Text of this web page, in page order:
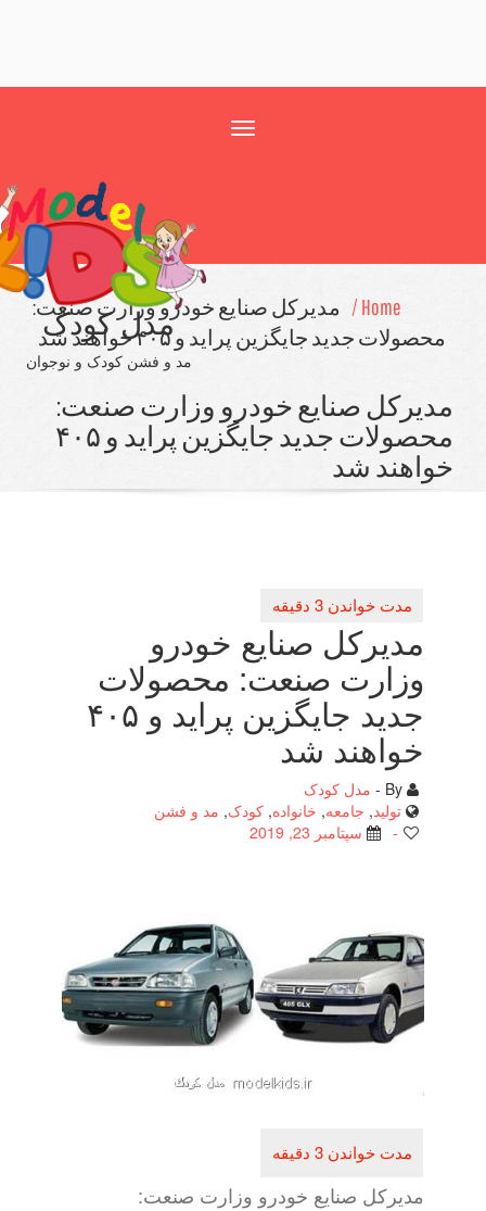
مدل کودک
مد و فشن کودک و نوجوان
مدیركل صنایع خودرو وزارت صنعت:
جدید جایگزین پراید و ۴۰۵ خواهند شد
صنایع خودرو وزارت صنعت:
محصولات جدید جایگزین پراید و ۴۰۵
شد
مدیركل صنایع خودرو
وزارت صنعت: محصولات
جدید جایگزین پراید و ۴۰۵
خواهند شد
مدل کودک
جامعه,خانواده, کودک,مد و فشن
سپتامبر 23, 2019
مدیركل صنایع خودرو وزارت صنعت: